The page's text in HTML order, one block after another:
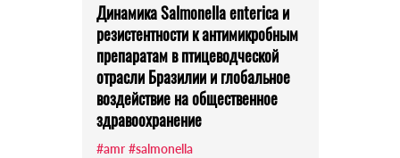
Динамика Salmonella enterica и
резистентности к антимикробным
препаратам в птицеводческой
отрасли Бразилии и глобальное
воздействие на общественное
здравоохранение
#amr #salmonella